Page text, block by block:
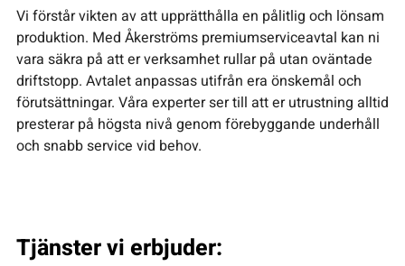
Vi förstår vikten av att upprätthålla en pålitlig och lönsam
produktion. Med Åkerströms premiumserviceavtal kan ni
vara säkra på att er verksamhet rullar på utan oväntade
driftstopp. Avtalet anpassas utifrån era önskemål och
förutsättningar. Våra experter ser till att er utrustning alltid
presterar på högsta nivå genom förebyggande underhåll
och snabb service vid behov.
Tjänster vi erbjuder: